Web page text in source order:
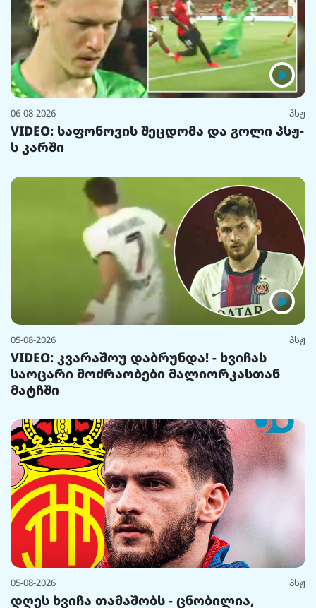
06-08-2026 პსჟ
VIDEO: საფონოვის შეცდომა და გოლი პსჟ-
ს კარში
05-08-2026 პსჟ
VIDEO: კვარაშოუ დაბრუნდა! - ხვიჩას
საოცარი მოძრაობები მალიორკასთან
მატჩში
05-08-2026 პსჟ
დღეს ხვიჩა თამაშობს - ცნობილია,